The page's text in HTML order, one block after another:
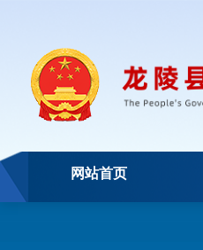
网站首页